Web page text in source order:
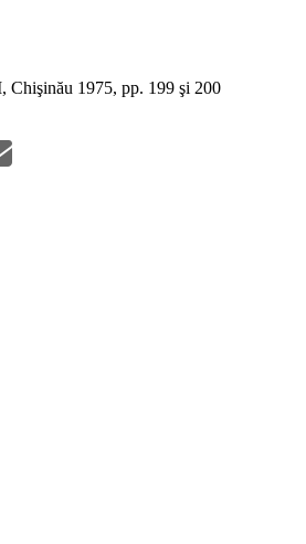
Chişinău 1975, pp. 199 şi 200